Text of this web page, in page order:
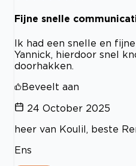
Fijne snelle
Ik had een snelle en
Yannick, hierdoor snel
doorhakken.
Beveelt aan
24 October 2025
heer van Koulil, beste
Ens